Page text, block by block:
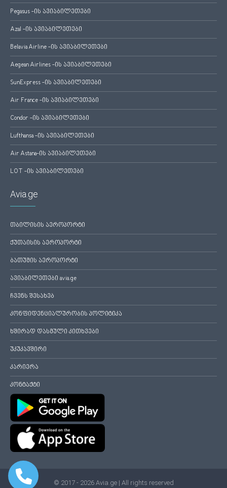
Pegasus -ის ავიაბილეთები
Azal -ის ავიაბილეთები
Belavia Airline -ის ავიაბილეთები
Aegean Airlines -ის ავიაბილეთები
SunExpress -ის ავიაბილეთები
Air France -ის ავიაბილეთები
Condor -ის ავიაბილეთები
Lufthansa -ის ავიაბილეთები
Air Astana-ის ავიაბილეთები
LOT -ის ავიაბილეთები
Avia.ge
თბილისის აეროპორტი
ქუთაისის აეროპორტი
ბათუმის აეროპორტი
ავიაბილეთები avia.ge
ჩვენს შესახებ
კონფიდენციალურობის პოლიტიკა
ხშირად დასმული კითხვები
უკუკავშირი
კარიერა
კონტაქტი
© 2017 - 2026 Avia.ge | All rights reserved